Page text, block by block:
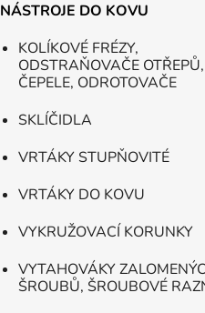
NÁSTROJE DO KOVU
KOLÍKOVÉ FRÉZY,
ODSTRAŇOVAČE OTŘEPŮ,
ČEPELE, ODROTOVAČE
SKLÍČIDLA
VRTÁKY STUPŇOVITÉ
VRTÁKY DO KOVU
VYKRUŽOVACÍ KORUNKY
VYTAHOVÁKY
ŠROUBŮ, ŠROUBOVÉ